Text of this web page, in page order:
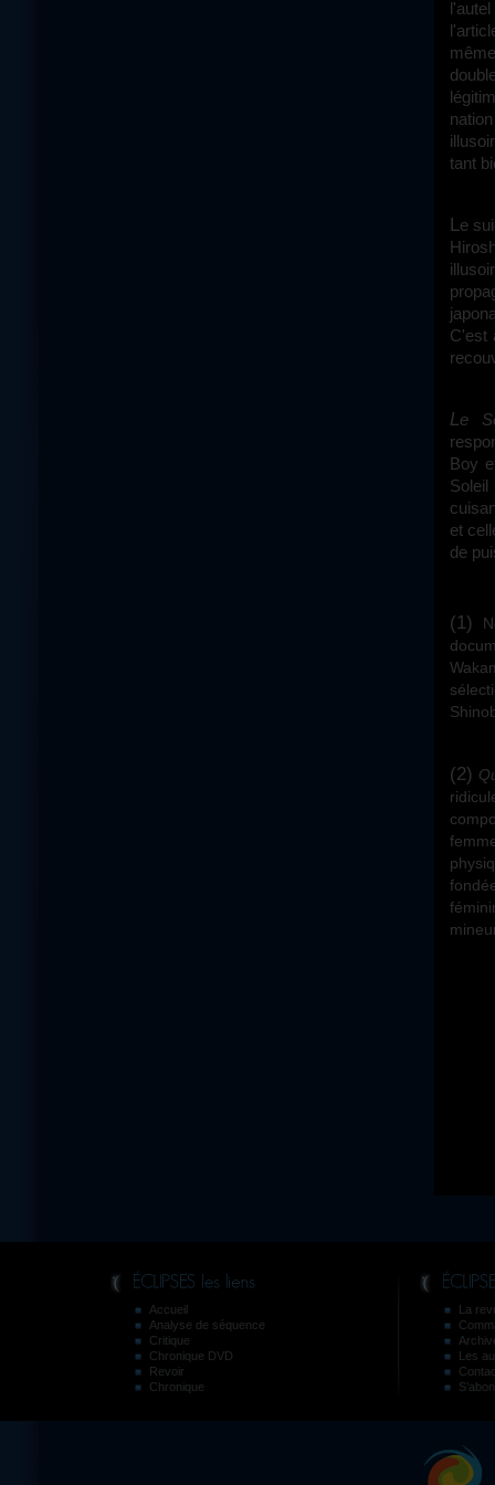
tant
Le suicide de Kyuzo est concomitant avec les effroyables bombardements de
C'est
Le
Boy
Soleil
et
de
(1)
(2)
Accueil
Analyse de séquence
Critique
Chronique DVD
Revoir
Chronique
La
Les